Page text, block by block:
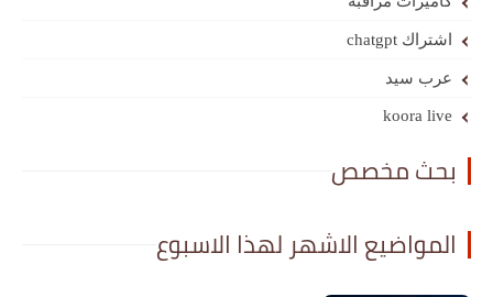
اشتراك chatgpt
عرب سيد
koora live
بحث مخصص
المواضيع الاشهر لهذا الاسبوع